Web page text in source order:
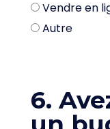
Vendre en
Autre
6.